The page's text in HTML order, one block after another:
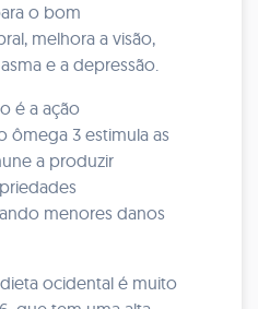
o bom
melhora a visão,
e a depressão.
é a ação
ômega 3 estimula as
a produzir
menores danos
ocidental é muito